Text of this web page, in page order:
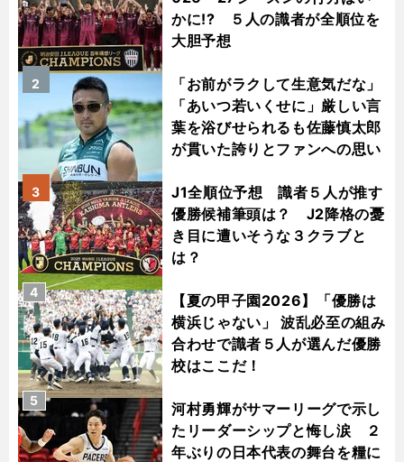
かに!? ５人の識者が全順位を
大胆予想
「お前がラクして生意気だな」
「あいつ若いくせに」厳しい言
葉を浴びせられるも佐藤慎太郎
が貫いた誇りとファンへの思い
2
J1全順位予想 識者５人が推す
優勝候補筆頭は？ J2降格の憂
き目に遭いそうな３クラブと
は？
3
【夏の甲子園2026】「優勝は
横浜じゃない」 波乱必至の組み
合わせで識者５人が選んだ優勝
校はここだ！
4
河村勇輝がサマーリーグで示し
たリーダーシップと悔し涙 ２
年ぶりの日本代表の舞台を糧に
5